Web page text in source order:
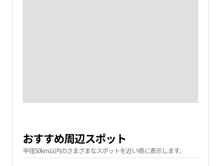
おすすめ周辺スポット
半径50km以内のさまざまなスポットを近い順に表示します。